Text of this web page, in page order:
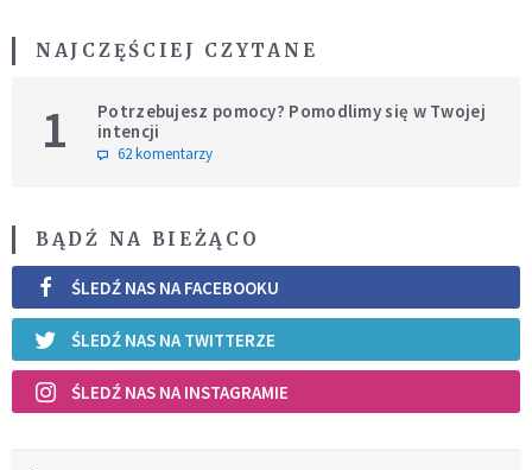
NAJCZĘŚCIEJ CZYTANE
1
Potrzebujesz pomocy? Pomodlimy się w Twojej
intencji
62 komentarzy
BĄDŹ NA BIEŻĄCO
ŚLEDŹ NAS NA FACEBOOKU
ŚLEDŹ NAS NA TWITTERZE
ŚLEDŹ NAS NA INSTAGRAMIE